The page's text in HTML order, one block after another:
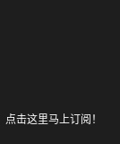
点击这里马上订阅！